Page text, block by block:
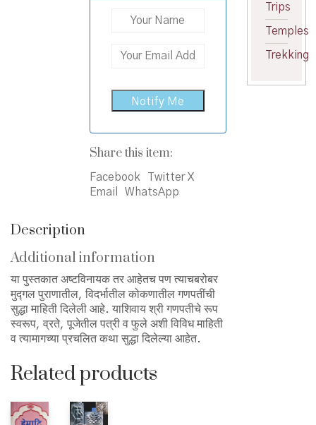
Share this item:
Facebook
Twitter X
Email
WhatsApp
Description
Additional information
या पुस्तकात अष्टविनायक तर आहेतच पण त्याचबरोबर
मुद्गल पुराणातील, विदर्भातील कोकणातील गणपतींची
सुद्धा माहिती दिलेली आहे. याशिवाय श्री गणपतीचे रूप
स्वरूप, व्रते, पूजेतील पत्री व फुले अशी विविध माहिती
व त्यामागच्या प्रचलित कथा सुद्धा दिलेल्या आहेत.
Related products
Trips
Temples
Trekking